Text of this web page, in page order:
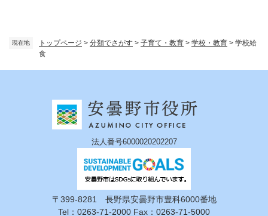
現在地 トップページ > 分類でさがす > 子育て・教育 > 学校・教育 > 学校給
食
法人番号6000020202207
〒399-8281 長野県安曇野市豊科6000番地
Tel：0263-71-2000 Fax：0263-71-5000